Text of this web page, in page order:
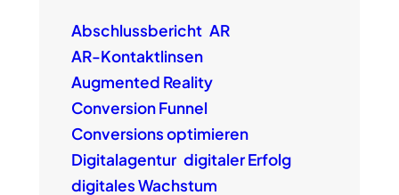
Abschlussbericht AR
AR-Kontaktlinsen
Augmented Reality
Conversion Funnel
Conversions optimieren
Digitalagentur digitaler Erfolg
digitales Wachstum